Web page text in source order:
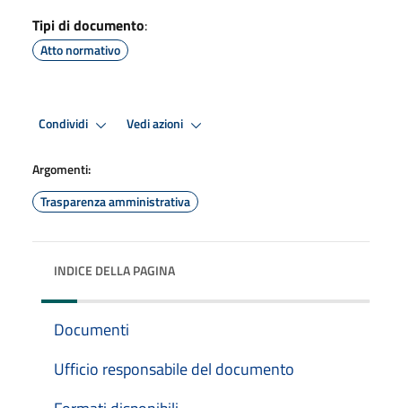
Tipi di documento:
Atto normativo
Condividi Vedi azioni
Argomenti:
Trasparenza amministrativa
INDICE DELLA PAGINA
Documenti
Ufficio responsabile del documento